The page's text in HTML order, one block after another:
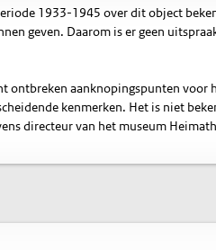
1933-1945 over dit object
geven. Daarom is er geen
ontbreken aanknopingspunten voor
kenmerken. Het is niet
directeur van het museum